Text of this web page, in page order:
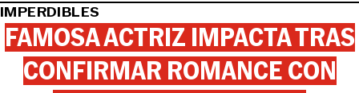
IMPERDIBLES
FAMOSA ACTRIZ IMPACTA TRAS
CONFIRMAR ROMANCE CON